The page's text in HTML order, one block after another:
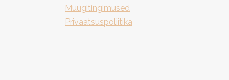
Müügitingimused
Privaatsuspoliitika